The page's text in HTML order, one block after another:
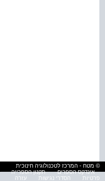
© מטח - המרכז לטכנולוגיה חינוכית
אינדקס הספרים
תקנון הספרייה
פרטיות
הסדרי נגישות עזרה